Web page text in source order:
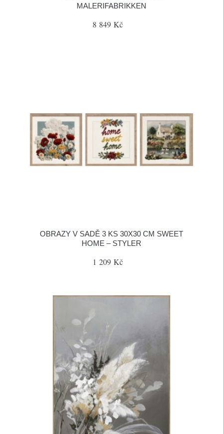
MALERIFABRIKKEN
8 849 Kč
OBRAZY V SADĚ 3 KS 30X30 CM SWEET
HOME – STYLER
1 209 Kč